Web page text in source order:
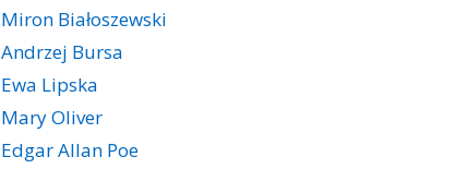
Miron Białoszewski
Andrzej Bursa
Ewa Lipska
Mary Oliver
Edgar Allan Poe